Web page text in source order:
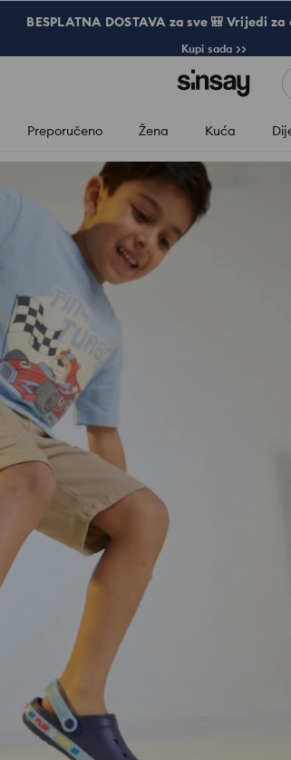
BESPLATNA DOSTAVA za sve 🎒 Vrijedi
Kupi sada >>
Preporučeno Žena Kuća